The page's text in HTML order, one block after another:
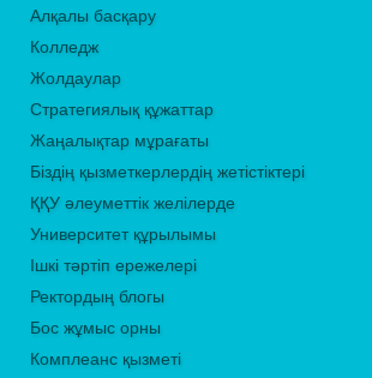
Алқалы басқару
Колледж
Жолдаулар
Стратегиялық құжаттар
Жаңалықтар мұрағаты
Біздің қызметкерлердің жетістіктері
ҚҚУ әлеуметтік желілерде
Университет құрылымы
Ішкі тәртіп ережелері
Ректордың блогы
Бос жұмыс орны
Комплеанс қызметі